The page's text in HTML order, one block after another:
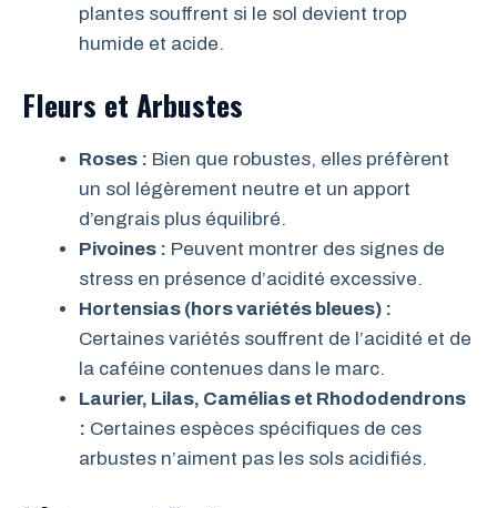
plantes souffrent si le sol devient trop
humide et acide.
Fleurs et Arbustes
Roses : Bien que robustes, elles préfèrent
un sol légèrement neutre et un apport
d’engrais plus équilibré.
Pivoines : Peuvent montrer des signes de
stress en présence d’acidité excessive.
Hortensias (hors variétés bleues) :
Certaines variétés souffrent de l’acidité et de
la caféine contenues dans le marc.
Laurier, Lilas, Camélias et Rhododendrons
: Certaines espèces spécifiques de ces
arbustes n’aiment pas les sols acidifiés.